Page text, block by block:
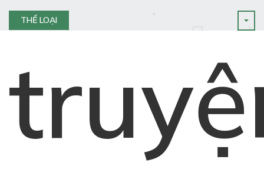
THỂ LOẠI